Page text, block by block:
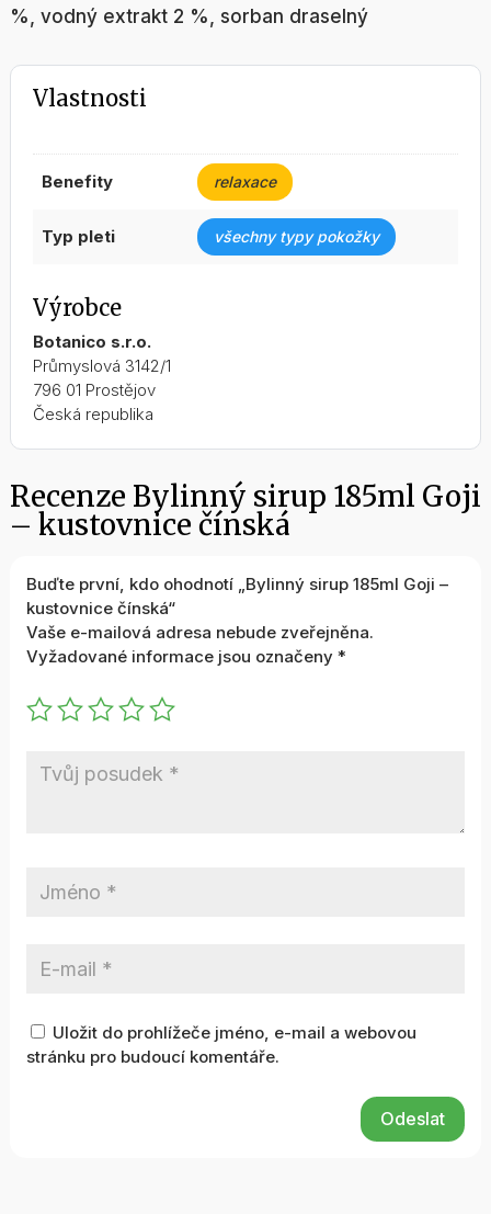
%, vodný extrakt 2 %, sorban draselný
Vlastnosti
benefity relaxace
typ pleti všechny typy pokožky
Výrobce
Botanico s.r.o.
Průmyslová 3142/1
796 01 Prostějov
Česká republika
Recenze Bylinný sirup 185ml Goji
– kustovnice čínská
Buďte první, kdo ohodnotí „Bylinný sirup 185ml Goji –
kustovnice čínská“
Vaše e-mailová adresa nebude zveřejněna.
Vyžadované informace jsou označeny *
Uložit do prohlížeče jméno, e-mail a webovou
stránku pro budoucí komentáře.
Odeslat